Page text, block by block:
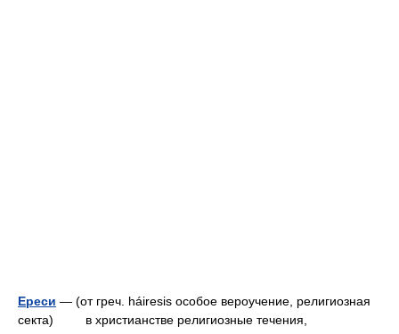
Ереси — (от греч. háiresis особое вероучение, религиозная
секта) в христианстве религиозные течения,